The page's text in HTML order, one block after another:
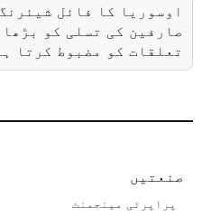
اوسوریا کا فائل
صارفین کی تسلی کو
تعلقات کو مضبوط کرتا
صنعتیں
پراپرٹی مینجمنٹ